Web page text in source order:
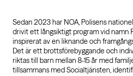
Sedan 2023 har NOA, Polisens
drivit ett långsiktigt program vid namn
inspirerat av en liknande och
Det är ett brottsförebyggande och
riktas till barn mellan 8-15 år med
tillsammans med Socialtjänsten,